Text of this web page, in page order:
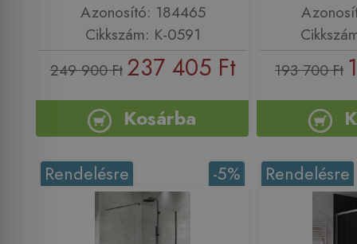
Azonosító: 184465
Cikkszám: K-0591
249 900 Ft 237 405 Ft
Kosárba
193 700 Ft
-5%
Rendelésre Rendelésre